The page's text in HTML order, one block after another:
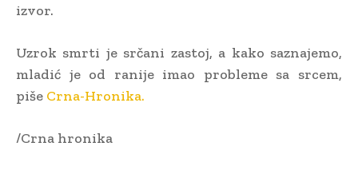
izvor.
Uzrok smrti je srčani zastoj, a kako saznajemo,
mladić je od ranije imao probleme sa srcem,
piše Crna-Hronika.
/Crna hronika